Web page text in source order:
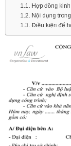
Hợp đồng
Nội dụng
Điều kiện để